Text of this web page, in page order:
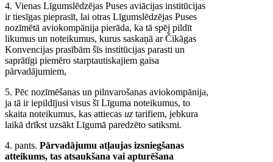
4. Vienas Līgumslēdzējas Puses aviācijas institūcijas
ir tiesīgas pieprasīt, lai otras Līgumslēdzējas Puses
nozīmētā aviokompānija pierāda, ka tā spēj pildīt
likumus un noteikumus, kurus saskaņā ar Čikāgas
Konvencijas prasībām šīs institūcijas parasti un
saprātīgi piemēro starptautiskajiem gaisa
pārvadājumiem,
5. Pēc nozīmēšanas un pilnvarošanas aviokompānija,
ja tā ir iepildījusi visus šī Līguma noteikumus, to
skaita noteikumus, kas attiecas uz tarifiem, jebkura
laikā drīkst uzsākt Līgumā paredzēto satiksmi.
4. pants. Pārvadājumu atļaujas izsniegšanas
atteikums, tas atsaukšana vai apturēšana